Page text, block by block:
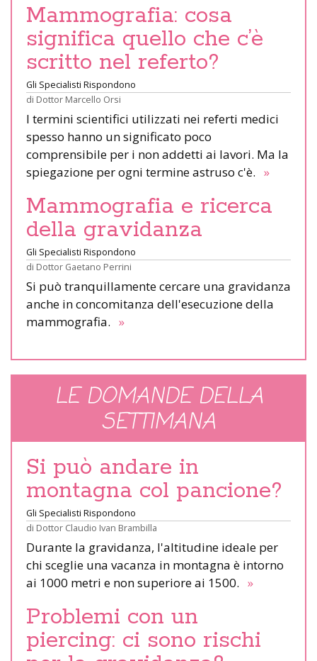
Mammografia: cosa
significa quello che c’è
scritto nel referto?
Gli Specialisti Rispondono
di Dottor Marcello Orsi
I termini scientifici utilizzati nei referti medici
spesso hanno un significato poco
comprensibile per i non addetti ai lavori. Ma la
spiegazione per ogni termine astruso c'è. »
Mammografia e ricerca
della gravidanza
Gli Specialisti Rispondono
di Dottor Gaetano Perrini
Si può tranquillamente cercare una gravidanza
anche in concomitanza dell'esecuzione della
mammografia. »
LE DOMANDE DELLA
SETTIMANA
Si può andare in
montagna col pancione?
Gli Specialisti Rispondono
di Dottor Claudio Ivan Brambilla
Durante la gravidanza, l'altitudine ideale per
chi sceglie una vacanza in montagna è intorno
ai 1000 metri e non superiore ai 1500. »
Problemi con un
piercing: ci sono rischi